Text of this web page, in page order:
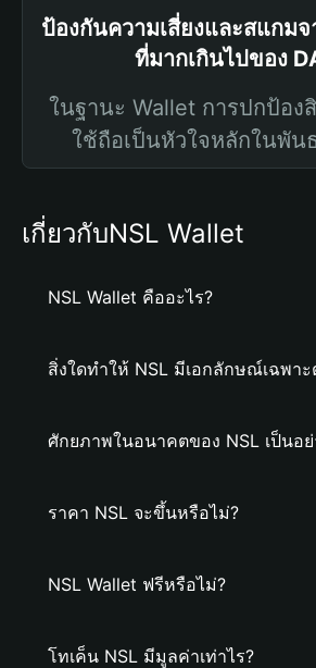
ป้องกันความเสี่ยงและสแกม
ที่มากเกินไปของ
ในฐานะ Wallet การปกป้อง
ใช้ถือเป็นหัวใจหลักในพัน
เกี่ยวกับNSL Wallet
NSL Wallet คืออะไร?
สิ่งใดทำให้ NSL มีเอกลักษณ์เฉพาะ
ศักยภาพในอนาคตของ NSL เป็นอย่
ราคา NSL จะขึ้นหรือไม่?
NSL Wallet ฟรีหรือไม่?
โทเค็น NSL มีมูลค่าเท่าไร?